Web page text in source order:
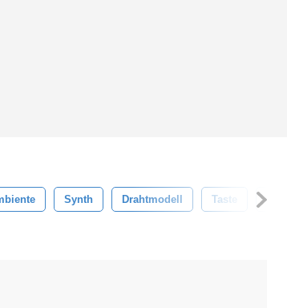
Synth Drahtmodell Taste Psd